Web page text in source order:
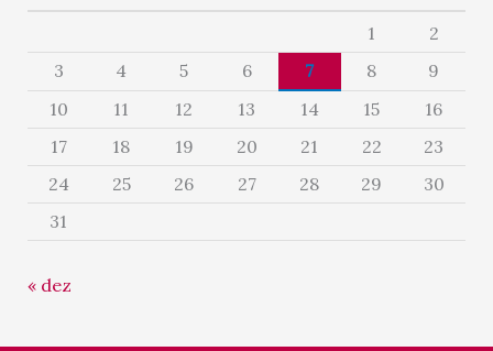
1
2
3
4 5 6 7 8
9
10
11 12 13 14 15
16
17
18 19 20 21 22
23
24
25 26 27 28 29
30
31
« dez